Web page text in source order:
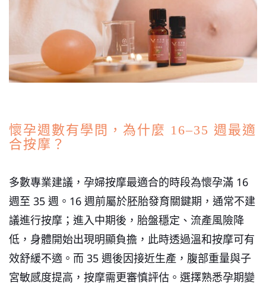
懷孕週數有學問，為什麼 16–35 週最適
合按摩？
多數專業建議，孕婦按摩最適合的時段為懷孕滿 16
週至 35 週。16 週前屬於胚胎發育關鍵期，通常不建
議進行按摩；進入中期後，胎盤穩定、流產風險降
低，身體開始出現明顯負擔，此時透過溫和按摩可有
效舒緩不適。而 35 週後因接近生產，腹部重量與子
宮敏感度提高，按摩需更審慎評估。選擇熟悉孕期變